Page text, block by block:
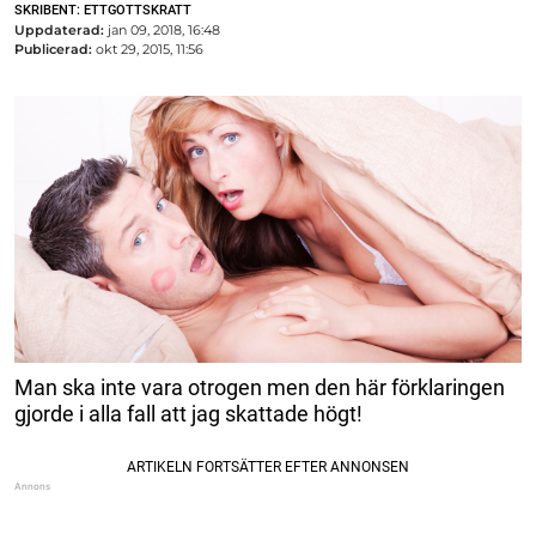
SKRIBENT: ETTGOTTSKRATT
Uppdaterad: jan 09, 2018, 16:48
Publicerad: okt 29, 2015, 11:56
Man ska inte vara otrogen men den här förklaringen
gjorde i alla fall att jag skattade högt!